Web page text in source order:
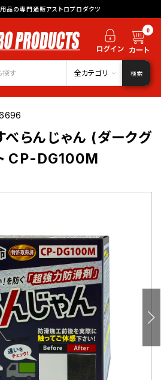
品の専門通販アストロプロダクツ
0
全カテゴリ 検索
らんじゃん (ダークグ
CP-DG100M